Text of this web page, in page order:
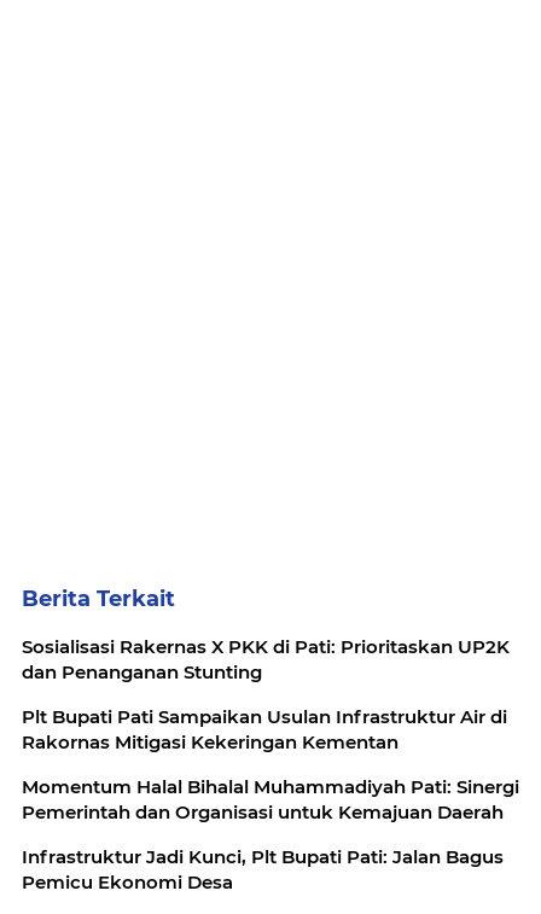
Berita Terkait
Sosialisasi Rakernas X PKK di Pati: Prioritaskan UP2K
dan Penanganan Stunting
Plt Bupati Pati Sampaikan Usulan Infrastruktur Air di
Rakornas Mitigasi Kekeringan Kementan
Momentum Halal Bihalal Muhammadiyah Pati: Sinergi
Pemerintah dan Organisasi untuk Kemajuan Daerah
Infrastruktur Jadi Kunci, Plt Bupati Pati: Jalan Bagus
Pemicu Ekonomi Desa